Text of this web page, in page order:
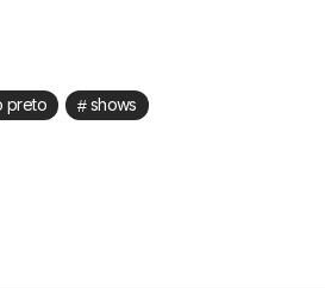
preto shows